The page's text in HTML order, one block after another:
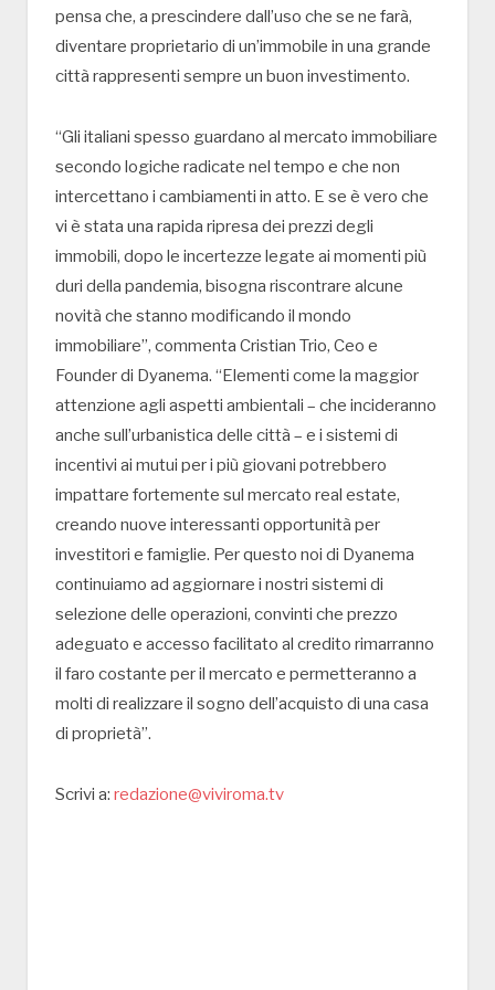
pensa che, a prescindere dall’uso che se ne farà,
diventare proprietario di un’immobile in una grande
città rappresenti sempre un buon investimento.
“Gli italiani spesso guardano al mercato immobiliare
secondo logiche radicate nel tempo e che non
intercettano i cambiamenti in atto. E se è vero che
vi è stata una rapida ripresa dei prezzi degli
immobili, dopo le incertezze legate ai momenti più
duri della pandemia, bisogna riscontrare alcune
novità che stanno modificando il mondo
immobiliare”, commenta Cristian Trio, Ceo e
Founder di Dyanema. “Elementi come la maggior
attenzione agli aspetti ambientali – che incideranno
anche sull’urbanistica delle città – e i sistemi di
incentivi ai mutui per i più giovani potrebbero
impattare fortemente sul mercato real estate,
creando nuove interessanti opportunità per
investitori e famiglie. Per questo noi di Dyanema
continuiamo ad aggiornare i nostri sistemi di
selezione delle operazioni, convinti che prezzo
adeguato e accesso facilitato al credito rimarranno
il faro costante per il mercato e permetteranno a
molti di realizzare il sogno dell’acquisto di una casa
di proprietà”.
Scrivi a: redazione@viviroma.tv